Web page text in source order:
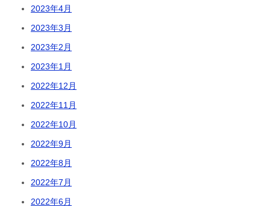
2023年4月
2023年3月
2023年2月
2023年1月
2022年12月
2022年11月
2022年10月
2022年9月
2022年8月
2022年7月
2022年6月